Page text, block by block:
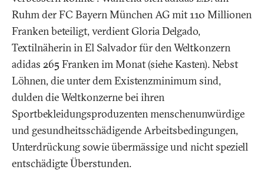
Ruhm der FC Bayern München AG mit 110 Millionen
Franken beteiligt, verdient Gloria Delgado,
Textilnäherin in El Salvador für den Weltkonzern
adidas 265 Franken im Monat (siehe Kasten). Nebst
Löhnen, die unter dem Existenzminimum sind,
dulden die Weltkonzerne bei ihren
Sportbekleidungsproduzenten menschenunwürdige
und gesundheitsschädigende Arbeitsbedingungen,
Unterdrückung sowie übermässige und nicht speziell
entschädigte Überstunden.